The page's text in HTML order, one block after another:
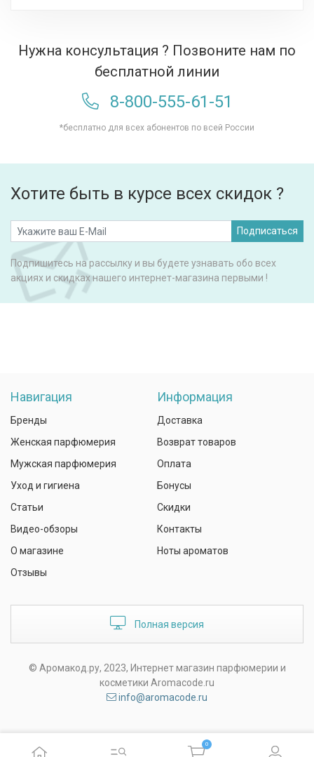
Нужна консультация ? Позвоните нам по
бесплатной линии
8-800-555-61-51
*бесплатно для всех абонентов по всей России
Хотите быть в курсе всех скидок ?
Подписаться
Подпишитесь на рассылку и вы будете узнавать обо всех
акциях и скидках нашего интернет-магазина первыми !
Навигация
Бренды
Женская парфюмерия
Мужская парфюмерия
Уход и гигиена
Статьи
Видео-обзоры
О магазине
Отзывы
Информация
Доставка
Возврат товаров
Оплата
Бонусы
Скидки
Контакты
Ноты ароматов
Полная версия
© Аромакод.ру, 2023, Интернет магазин парфюмерии и
косметики Aromacode.ru
info@aromacode.ru
0